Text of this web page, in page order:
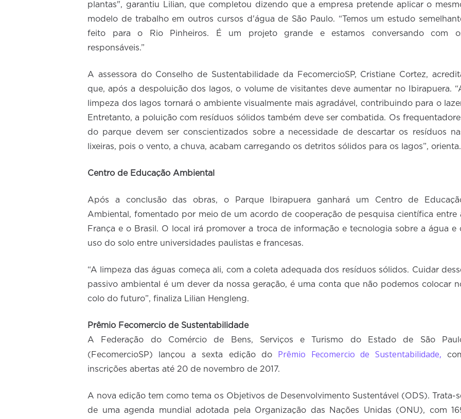
plantas", garantiu Lilian, que completou dizendo que a empresa pretende aplicar o
modelo de trabalho em outros cursos d'água de São Paulo. “Temos um estudo
feito para o Rio Pinheiros. É um projeto grande e estamos conversando com
responsáveis.”
A assessora do Conselho de Sustentabilidade da FecomercioSP, Cristiane Cortez,
que, após a despoluição dos lagos, o volume de visitantes deve aumentar no Ibirapuera.
limpeza dos lagos tornará o ambiente visualmente mais agradável, contribuindo para o
Entretanto, a poluição com resíduos sólidos também deve ser combatida. Os
do parque devem ser conscientizados sobre a necessidade de descartar os resíduos
lixeiras, pois o vento, a chuva, acabam carregando os detritos sólidos para os lagos”, orienta.
Centro de Educação Ambiental
Após a conclusão das obras, o Parque Ibirapuera ganhará um Centro de
Ambiental, fomentado por meio de um acordo de cooperação de pesquisa científica entre
França e o Brasil. O local irá promover a troca de informação e tecnologia sobre a água e
uso do solo entre universidades paulistas e francesas.
“A limpeza das águas começa ali, com a coleta adequada dos resíduos sólidos. Cuidar
passivo ambiental é um dever da nossa geração, é uma conta que não podemos colocar
colo do futuro”, finaliza Lilian Hengleng.
Prêmio Fecomercio de Sustentabilidade
A Federação do Comércio de Bens, Serviços e Turismo do Estado de São
(FecomercioSP) lançou a sexta edição do Prêmio Fecomercio de Sustentabilidade,
inscrições abertas até 20 de novembro de 2017.
A nova edição tem como tema os Objetivos de Desenvolvimento Sustentável (ODS). Trata-
de uma agenda mundial adotada pela Organização das Nações Unidas (ONU), com